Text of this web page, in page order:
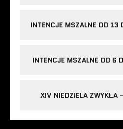
INTENCJE MSZALNE OD
INTENCJE MSZALNE OD 6
XIV NIEDZIELA ZWYKŁA